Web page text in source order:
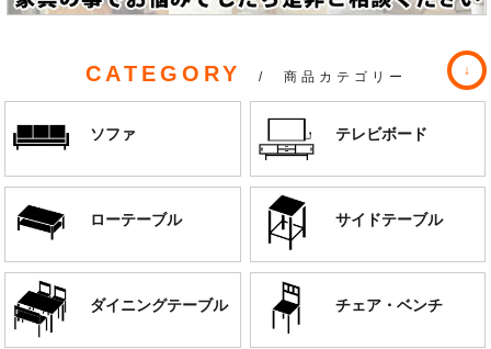
CATEGORY / 商品カテゴリー
ソファ テレビボード
ローテーブル サイドテーブル
ダイニングテーブル チェア・ベンチ